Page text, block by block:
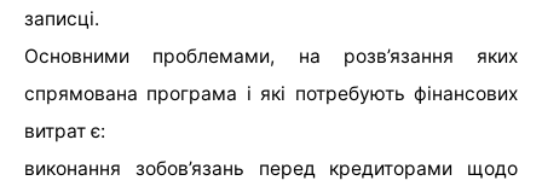
записці.
Основними проблемами, на розв’язання яких
спрямована програма і які потребують фінансових
витрат є:
виконання зобов’язань перед кредиторами щодо